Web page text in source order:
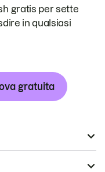
gratis per sette
in qualsiasi
gratuita